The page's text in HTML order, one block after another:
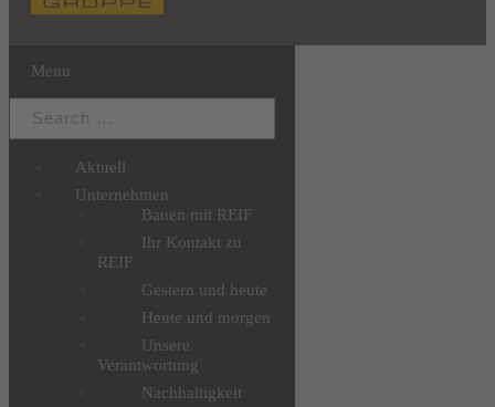
Menu
Aktuell
Unternehmen
Bauen mit REIF
Ihr Kontakt zu
REIF
Gestern und heute
Heute und morgen
Unsere
Verantwortung
Nachhaltigkeit